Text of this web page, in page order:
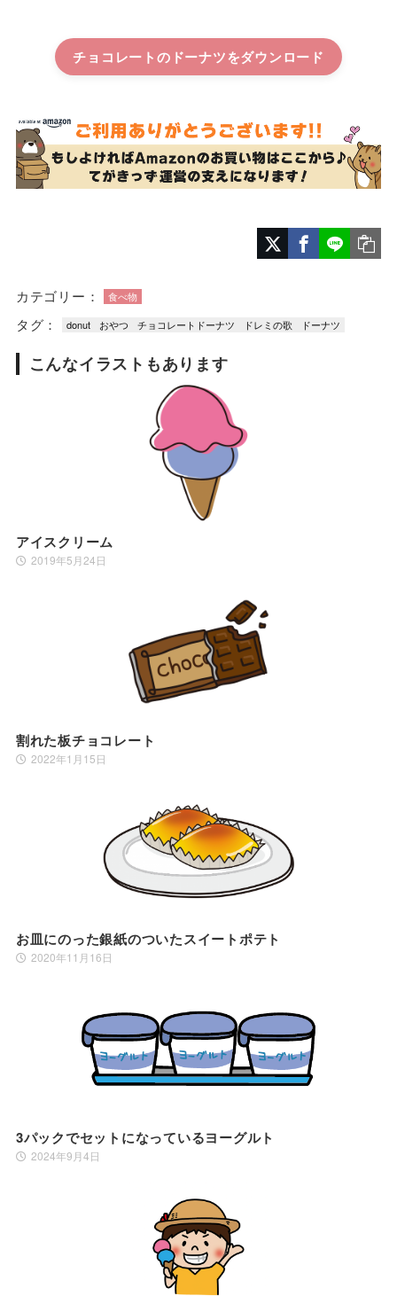
チョコレートのドーナツ
カテゴリー： 食べ物
タグ： donut おやつ チョコレートドーナツ ドレミの歌 ドーナツ
こんなイラストもあります
アイスクリーム
2019年5月24日
割れた板チョコレート
2022年1月15日
お皿にのった銀紙のついたスイートポテト
2020年11月16日
3パックでセットになっているヨーグルト
2024年9月4日